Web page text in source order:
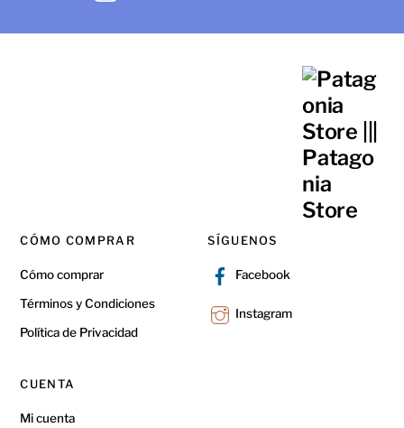
CÓMO COMPRAR
Cómo comprar
Términos y Condiciones
Política de Privacidad
SÍGUENOS
Facebook
Instagram
CUENTA
Mi cuenta